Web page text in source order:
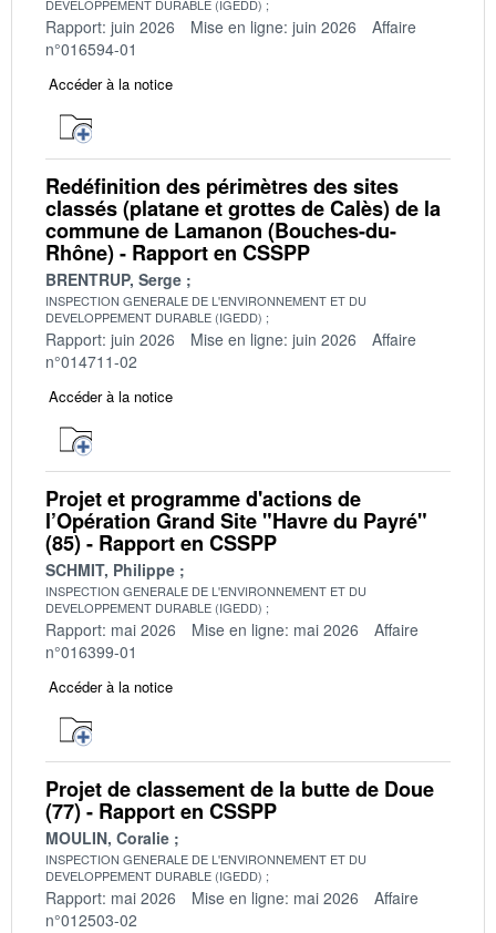
DEVELOPPEMENT DURABLE (IGEDD)
Rapport: juin 2026 Mise en ligne: juin 2026
Affaire
n°016594-01
Accéder à la notice
Redéfinition des périmètres des sites
classés (platane et grottes de Calès) de la
commune de Lamanon (Bouches-du-
Rhône) - Rapport en CSSPP
BRENTRUP, Serge
INSPECTION GENERALE DE L'ENVIRONNEMENT ET DU
DEVELOPPEMENT DURABLE (IGEDD)
Rapport: juin 2026 Mise en ligne: juin 2026
Affaire
n°014711-02
Accéder à la notice
Projet et programme d'actions de
l’Opération Grand Site "Havre du Payré"
(85) - Rapport en CSSPP
SCHMIT, Philippe
INSPECTION GENERALE DE L'ENVIRONNEMENT ET DU
DEVELOPPEMENT DURABLE (IGEDD)
Rapport: mai 2026 Mise en ligne: mai 2026
Affaire
n°016399-01
Accéder à la notice
Projet de classement de la butte de Doue
(77) - Rapport en CSSPP
MOULIN, Coralie
INSPECTION GENERALE DE L'ENVIRONNEMENT ET DU
DEVELOPPEMENT DURABLE (IGEDD)
Rapport: mai 2026 Mise en ligne: mai 2026
Affaire
n°012503-02